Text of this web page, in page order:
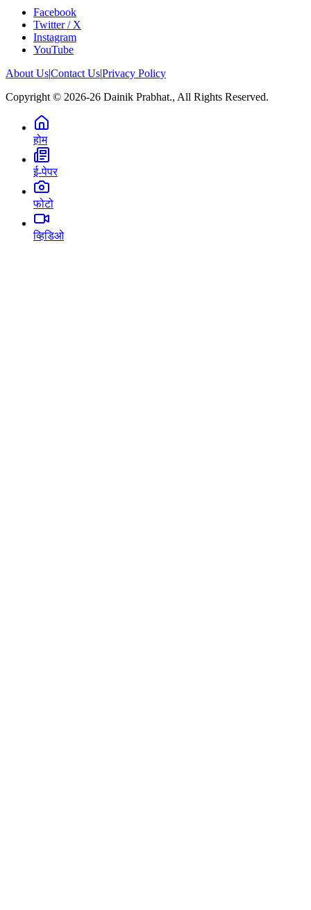
Facebook
Twitter / X
Instagram
YouTube
About Us|Contact Us|Privacy Policy
Copyright © 2026-26 Dainik Prabhat., All Rights Reserved.
होम
ई-पेपर
फोटो
व्हिडिओ